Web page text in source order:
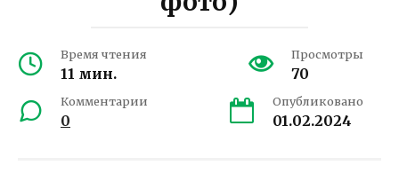
Время чтения
11 мин.
Просмотры
70
Комментарии
0
Опубликовано
01.02.2024